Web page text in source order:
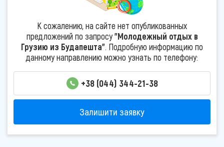
К сожалению, на сайте нет опубликованных
предложений по запросу"Молодежный отдых в
Грузию из Будапешта". Подробную информацию по
данному направлению можно узнать по телефону:
+38 (044) 344-21-38
Залишити заявку